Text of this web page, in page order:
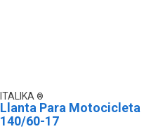
ITALIKA
Llanta Para Motocicleta
140/60-17